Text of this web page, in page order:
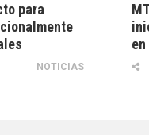
para
NOTICIAS